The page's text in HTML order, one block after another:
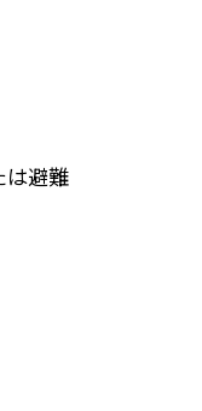
は避難